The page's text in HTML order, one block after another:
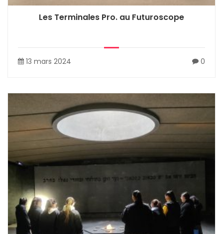
Les Terminales Pro. au Futuroscope
13 mars 2024 0